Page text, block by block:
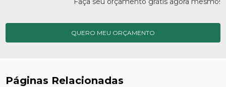
QUERO MEU ORÇAMENTO
Páginas Relacionadas